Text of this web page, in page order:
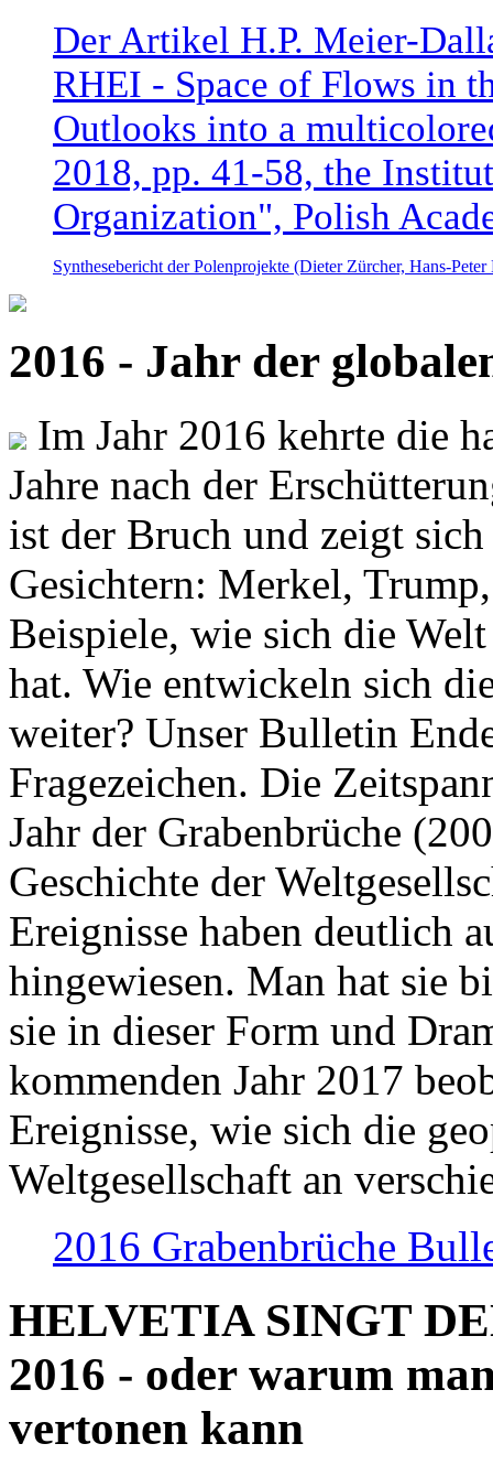
Der Artikel H.P. Meier-
RHEI - Space of Flows in
Outlooks into a
2018, pp. 41-58, the
Organization", Polish
Synthesebericht der Polenprojekte (Dieter Zürcher, Hans-
2016 - Jahr der
Im Jahr 2016 kehrte die
Jahre nach der
ist der Bruch und zeigt
Gesichtern: Merkel,
Beispiele, wie sich die
hat. Wie entwickeln sich
weiter? Unser Bulletin
Fragezeichen. Die
Jahr der Grabenbrüche
Geschichte der
Ereignisse haben deutlich
hingewiesen. Man hat sie
sie in dieser Form und
kommenden Jahr 2017
Ereignisse, wie sich die
Weltgesellschaft an
2016 Grabenbrüche
HELVETIA SINGT
2016 - oder warum
vertonen kann